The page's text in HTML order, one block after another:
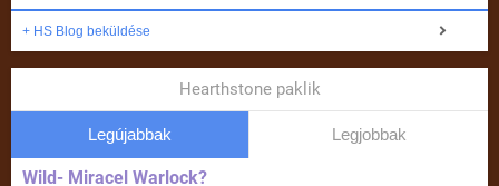
+ HS Blog beküldése
Hearthstone paklik
Legújabbak Legjobbak
Wild- Miracel Warlock?